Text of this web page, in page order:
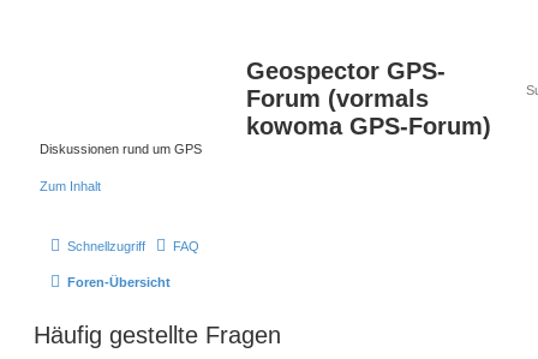
Geospector GPS-
Forum (vormals
kowoma GPS-Forum)
Diskussionen rund um GPS
Zum Inhalt
Schnellzugriff FAQ
Foren-Übersicht
Häufig gestellte Fragen